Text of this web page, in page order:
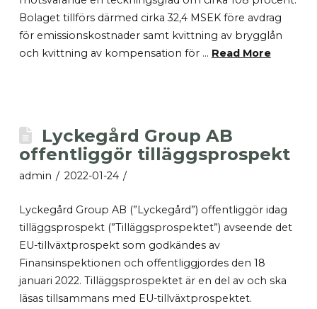
Bolaget tillförs därmed cirka 32,4 MSEK före avdrag
för emissionskostnader samt kvittning av brygglån
och kvittning av kompensation för … Read More
Lyckegård Group AB
offentliggör tilläggsprospekt
admin 2022-01-24
Lyckegård Group AB (”Lyckegård”) offentliggör idag
tilläggsprospekt (”Tilläggsprospektet”) avseende det
EU-tillväxtprospekt som godkändes av
Finansinspektionen och offentliggjordes den 18
januari 2022. Tilläggsprospektet är en del av och ska
läsas tillsammans med EU-tillväxtprospektet.